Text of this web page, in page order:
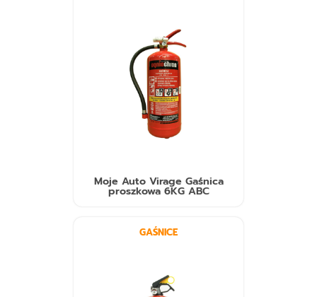
Moje Auto Virage Gaśnica
proszkowa 6KG ABC
GAŚNICE